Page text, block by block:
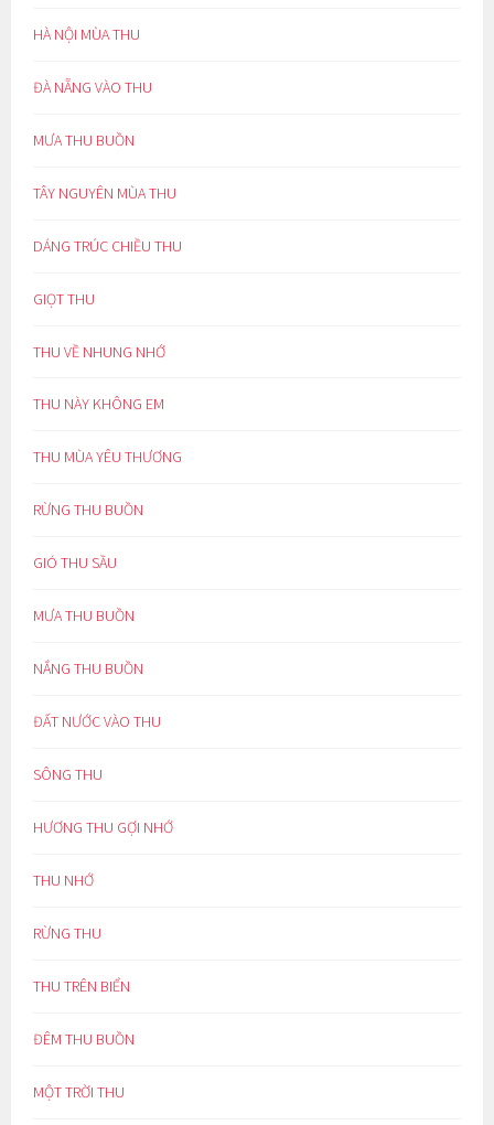
HÀ NỘI MÙA THU
ĐÀ NẴNG VÀO THU
MƯA THU BUỒN
TÂY NGUYÊN MÙA THU
DÁNG TRÚC CHIỀU THU
GIỌT THU
THU VỀ NHUNG NHỚ
THU NÀY KHÔNG EM
THU MÙA YÊU THƯƠNG
RỪNG THU BUỒN
GIÓ THU SẦU
MƯA THU BUỒN
NẮNG THU BUỒN
ĐẤT NƯỚC VÀO THU
SÔNG THU
HƯƠNG THU GỢI NHỚ
THU NHỚ
RỪNG THU
THU TRÊN BIỂN
ĐÊM THU BUỒN
MỘT TRỜI THU